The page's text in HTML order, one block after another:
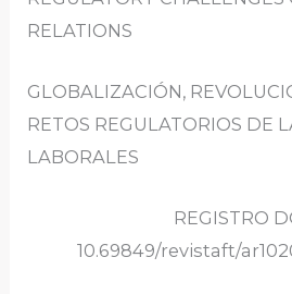
RELATIONS
GLOBALIZACIÓN,
RETOS REGULATORIOS DE
LABORALES
REGISTRO
10.69849/revistaft/